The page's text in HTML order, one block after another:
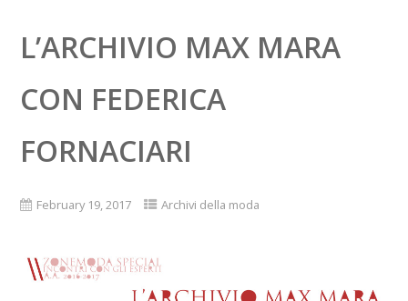
L’ARCHIVIO MAX MARA
CON FEDERICA
FORNACIARI
February 19, 2017 Archivi della moda